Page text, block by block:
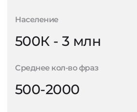
Население
500К - 3 млн
Среднее кол-во фраз
500-2000